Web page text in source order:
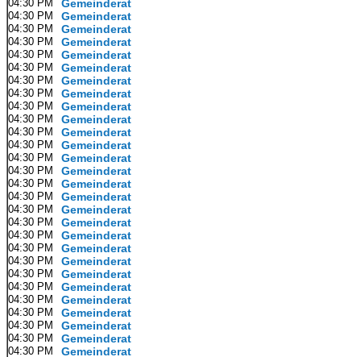
04:30 PM Gemeinderat
04:30 PM Gemeinderat
04:30 PM Gemeinderat
04:30 PM Gemeinderat
04:30 PM Gemeinderat
04:30 PM Gemeinderat
04:30 PM Gemeinderat
04:30 PM Gemeinderat
04:30 PM Gemeinderat
04:30 PM Gemeinderat
04:30 PM Gemeinderat
04:30 PM Gemeinderat
04:30 PM Gemeinderat
04:30 PM Gemeinderat
04:30 PM Gemeinderat
04:30 PM Gemeinderat
04:30 PM Gemeinderat
04:30 PM Gemeinderat
04:30 PM Gemeinderat
04:30 PM Gemeinderat
04:30 PM Gemeinderat
04:30 PM Gemeinderat
04:30 PM Gemeinderat
04:30 PM Gemeinderat
04:30 PM Gemeinderat
04:30 PM Gemeinderat
04:30 PM Gemeinderat
04:30 PM Gemeinderat